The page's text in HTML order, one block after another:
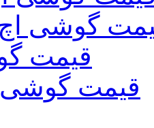
گوشی
قیمت
قیمت